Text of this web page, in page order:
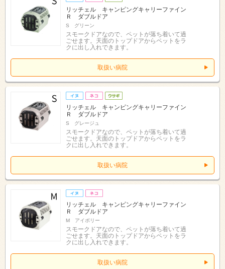
リッチェル キャンピングキャリーファイン
Ｒ ダブルドア
S グリーン
スモークドアなので、ペットが落ち着いて過
ごせます。天面のトップドアからペットをラ
クに出し入れできます。
取扱い病院
リッチェル キャンピングキャリーファイン
Ｒ ダブルドア
S グレージュ
スモークドアなので、ペットが落ち着いて過
ごせます。天面のトップドアからペットをラ
クに出し入れできます。
取扱い病院
リッチェル キャンピングキャリーファイン
Ｒ ダブルドア
M アイボリー
スモークドアなので、ペットが落ち着いて過
ごせます。天面のトップドアからペットをラ
クに出し入れできます。
取扱い病院